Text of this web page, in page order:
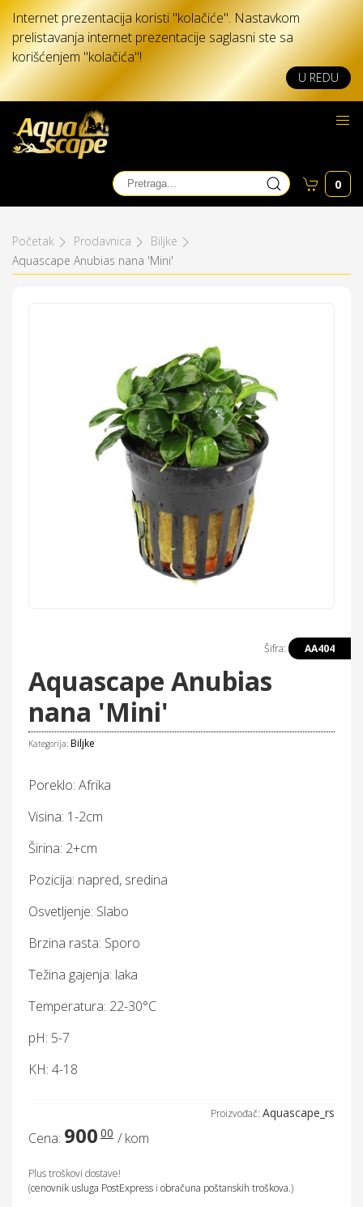
Internet prezentacija koristi "kolačiće". Nastavkom
prelistavanja internet prezentacije saglasni ste sa
korišćenjem "kolačića"!
U REDU
0
Početak Prodavnica
Biljke
Aquascape Anubias nana 'Mini'
Šifra: AA404
Aquascape Anubias
nana 'Mini'
Kategorija: Biljke
Poreklo: Afrika
Visina: 1-2cm
Širina: 2+cm
Pozicija: napred, sredina
Osvetljenje: Slabo
Brzina rasta: Sporo
Težina gajenja: laka
Temperatura: 22-30°C
pH: 5-7
KH: 4-18
Proizvođač: Aquascape_rs
Cena: 900 00 / kom
Plus troškovi dostave!
(cenovnik usluga PostExpress i obračuna poštanskih troškova.)